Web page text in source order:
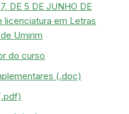
DE 5 DE JUNHO DE
em Letras
Umirim
do curso
(.doc)